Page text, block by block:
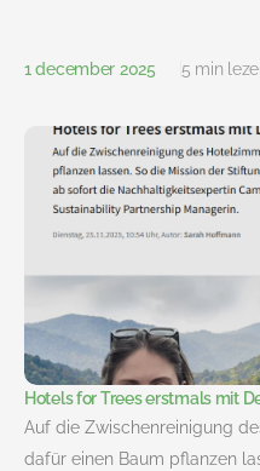
1 december 2025 5 min
Hotels for Trees erstmals mit
Auf die Zwischenreinigung
dafür einen Baum pflanzen